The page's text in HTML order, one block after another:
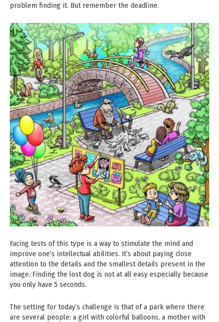
problem finding it. But remember the deadline.
Facing tests of this type is a way to stimulate the mind and
improve one’s intellectual abilities. It’s about paying close
attention to the details and the smallest details present in the
image. Finding the lost dog is not at all easy especially because
you only have 5 seconds.
The setting for today’s challenge is that of a park where there
are several people: a girl with colorful balloons, a mother with